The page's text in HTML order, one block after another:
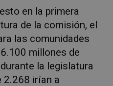
en la primera
de la comisión, el
las comunidades
millones de
la legislatura
2.268 irían a